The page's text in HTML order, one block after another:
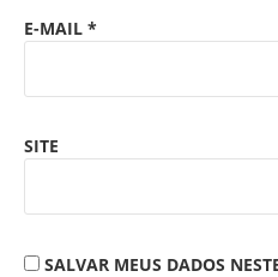
E-MAIL *
SITE
SALVAR MEUS DADOS